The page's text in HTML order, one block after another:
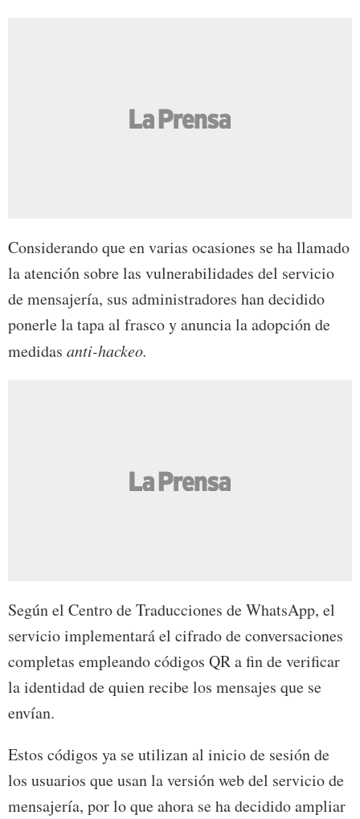
Considerando que en varias ocasiones se ha llamado
la atención sobre las vulnerabilidades del servicio
de mensajería, sus administradores han decidido
ponerle la tapa al frasco y anuncia la adopción de
medidas anti-hackeo.
Según el Centro de Traducciones de WhatsApp, el
servicio implementará el cifrado de conversaciones
completas empleando códigos QR a fin de verificar
la identidad de quien recibe los mensajes que se
envían.
Estos códigos ya se utilizan al inicio de sesión de
los usuarios que usan la versión web del servicio de
mensajería, por lo que ahora se ha decidido ampliar